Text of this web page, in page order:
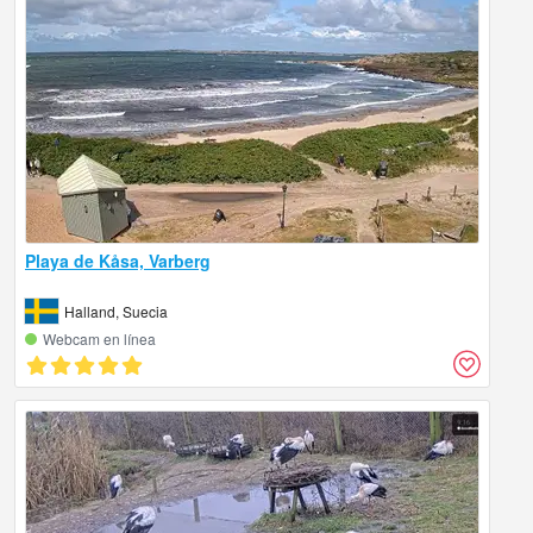
Playa de Kåsa, Varberg
Halland, Suecia
Webcam en línea